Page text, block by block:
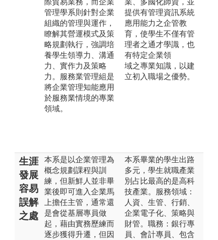
管理學系則針對企業
組織的管理與運作，
瞭解其營運模式及策
略規劃執行，強調培
養學生領導力、溝通
力、實作力及策略
力。服務業管理組是
將企業管理知能應用
於服務業情境的專業
領域。
提供有管理資訊系統
應用能力之企管教
育，使學生不僅有管
理者之通才學識，也
有特定企業領
域之專業知識，以建
立初入職場之優勢。
生涯
發展
容易
誤解
之處
本系是以企業管理為
概念規劃課程與訓
練，但新鮮人並非畢
業後即可進入企業馬
上擔任主管，通常還
是會從基層專員做
起，藉由實務歷練而
逐步獲得升遷，但因
本系畢業的學生出路
多元，學生就職產業
別占比最高的是高科
技產業。服務領域：
人資、生管、行銷、
企業電子化、策略與
財管。職務：銀行專
員、會計專員、包含